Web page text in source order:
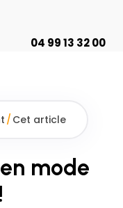
04 99 13 32 00
/ Cet article
mode